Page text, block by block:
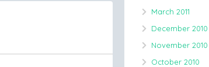
March 2011
December 2010
November 2010
October 2010